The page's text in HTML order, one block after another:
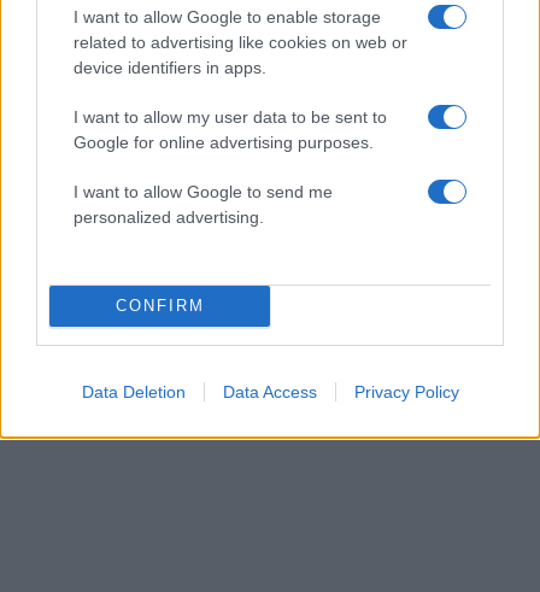
I want to allow Google to enable storage
related to advertising like cookies on web or
device identifiers in apps.
I want to allow my user data to be sent to
Google for online advertising purposes.
I want to allow Google to send me
personalized advertising.
CONFIRM
Data Deletion Data Access Privacy Policy
34χρονος νεκρός μετά από καβγά στο
Κερατσίνι
News
Έκρηξη στο εργοστάσιο της ΔΕΗ στο
Κερατσίνι. Χωρίς ρεύμα πολλές περιοχές
09.10.2011
On camera η επιχείρηση των ΕΚΑΜ και οι
συλλήψεις των ληστών των ΕΛΤΑ
Κερατσινίου!
ΔΙΑΦΗΜΙΣΗ